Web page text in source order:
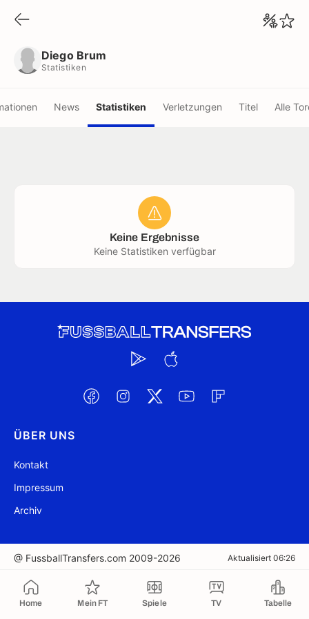
Home Mein FT Spiele TV Tabelle
Diego Brum
Statistiken
News Statistiken Verletzungen Titel Alle
Keine Ergebnisse
Keine Statistiken verfügbar
ÜBER UNS
Kontakt
Impressum
Archiv
@ FussballTransfers.com 2009-2026 Aktualisiert 06:26
In die Zwischenablage kopiert